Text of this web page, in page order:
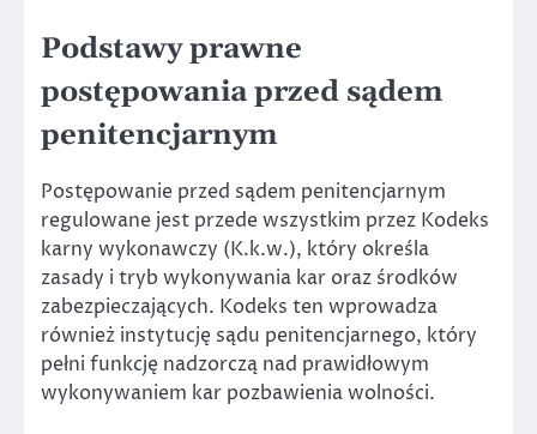
Podstawy prawne
postępowania przed sądem
penitencjarnym
Postępowanie przed sądem penitencjarnym
regulowane jest przede wszystkim przez Kodeks
karny wykonawczy (K.k.w.), który określa
zasady i tryb wykonywania kar oraz środków
zabezpieczających. Kodeks ten wprowadza
również instytucję sądu penitencjarnego, który
pełni funkcję nadzorczą nad prawidłowym
wykonywaniem kar pozbawienia wolności.